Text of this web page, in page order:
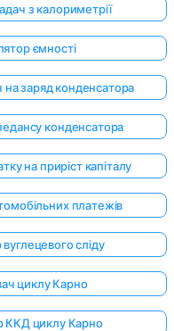
з калориметрії
ємності
заряд конденсатора
конденсатора
на приріст капіталу
платежів
сліду
циклу Карно
ККД циклу Карно